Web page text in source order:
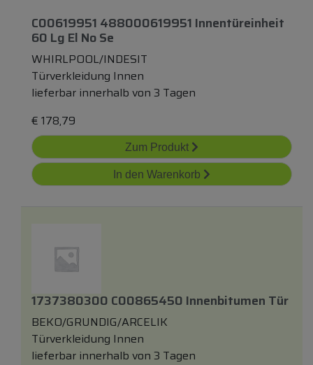
C00619951 488000619951 Innentüreinheit
60 Lg El No Se
WHIRLPOOL/INDESIT
Türverkleidung Innen
lieferbar innerhalb von 3 Tagen
€ 178,79
Zum Produkt
In den Warenkorb
1737380300 C00865450 Innenbitumen Tür
BEKO/GRUNDIG/ARCELIK
Türverkleidung Innen
lieferbar innerhalb von 3 Tagen